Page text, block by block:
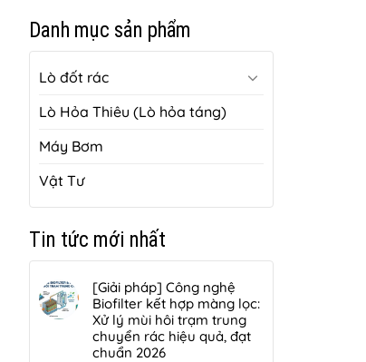
Danh mục sản phẩm
Lò đốt rác
Lò Hỏa Thiêu (Lò hỏa táng)
Máy Bơm
Vật Tư
Tin tức mới nhất
[Giải pháp] Công nghệ
Biofilter kết hợp màng lọc:
Xử lý mùi hôi trạm trung
chuyển rác hiệu quả, đạt
chuẩn 2026